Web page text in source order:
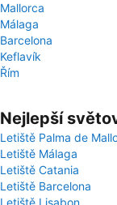
Mallorca
Málaga
Barcelona
Keflavík
Řím
Nejlepší
Letiště Palma de
Letiště Málaga
Letiště Catania
Letiště Barcelona
Letiště Lisabon